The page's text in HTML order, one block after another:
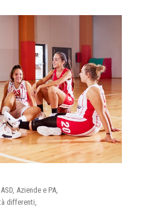
Aziende e PA,
differenti,